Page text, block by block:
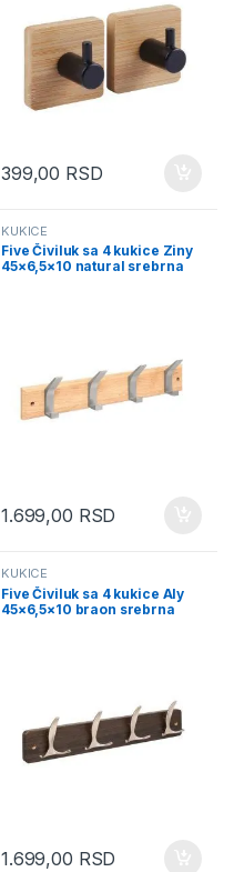
399,00 RSD
KUKICE
Five Čiviluk sa 4 kukice Ziny
45×6,5×10 natural srebrna
1.699,00 RSD
KUKICE
Five Čiviluk sa 4 kukice Aly
45×6,5×10 braon srebrna
1.699,00 RSD